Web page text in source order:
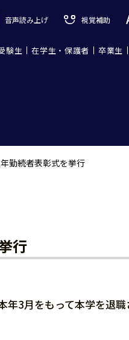
音声読み上げ 視覚補助
験生 在学生・保護者 卒業生
勤続者表彰式を挙行
行
3月をもって本学を退